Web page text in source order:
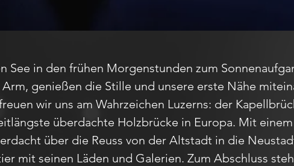
See in den frühen Morgenstunden zum
genießen die Stille und unsere erste Nähe
wir uns am Wahrzeichen Luzerns: der
überdachte Holzbrücke in Europa. Mit
über die Reuss von der Altstadt in die
mit seinen Läden und Galerien. Zum Abschluss